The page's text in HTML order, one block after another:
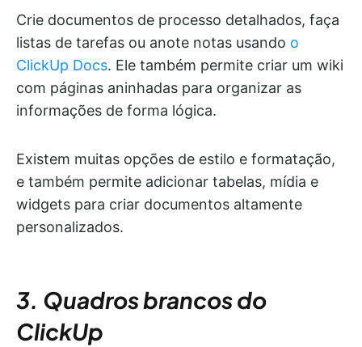
Crie documentos de processo detalhados, faça
listas de tarefas ou anote notas usando o
ClickUp Docs. Ele também permite criar um wiki
com páginas aninhadas para organizar as
informações de forma lógica.
Existem muitas opções de estilo e formatação,
e também permite adicionar tabelas, mídia e
widgets para criar documentos altamente
personalizados.
3. Quadros brancos do
ClickUp